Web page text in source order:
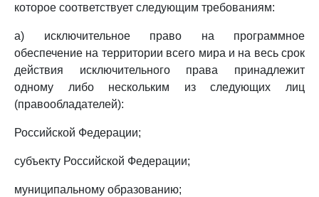
которое соответствует следующим требованиям:
а) исключительное право на программное
обеспечение на территории всего мира и на весь срок
действия исключительного права принадлежит
одному либо нескольким из следующих лиц
(правообладателей):
Российской Федерации;
субъекту Российской Федерации;
муниципальному образованию;